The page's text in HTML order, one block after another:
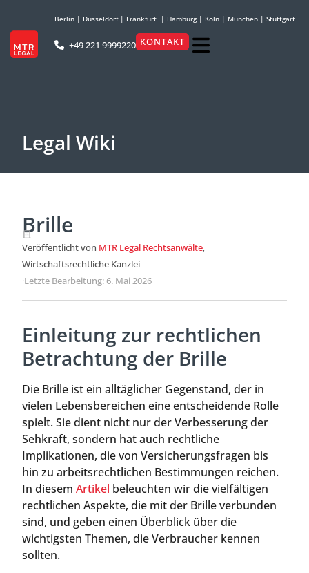
Berlin | Düsseldorf| Frankfurt | Hamburg| Köln | München | Stuttgart
+49 221 9999220 KONTAKT
Legal Wiki
Brille
Veröffentlicht von MTR Legal Rechtsanwälte,
Wirtschaftsrechtliche Kanzlei
·Letzte Bearbeitung: 6. Mai 2026
Einleitung zur rechtlichen
Betrachtung der Brille
Die Brille ist ein alltäglicher Gegenstand, der in
vielen Lebensbereichen eine entscheidende Rolle
spielt. Sie dient nicht nur der Verbesserung der
Sehkraft, sondern hat auch rechtliche
Implikationen, die von Versicherungsfragen bis
hin zu arbeitsrechtlichen Bestimmungen reichen.
In diesem Artikel beleuchten wir die vielfältigen
rechtlichen Aspekte, die mit der Brille verbunden
sind, und geben einen Überblick über die
wichtigsten Themen, die Verbraucher kennen
sollten.